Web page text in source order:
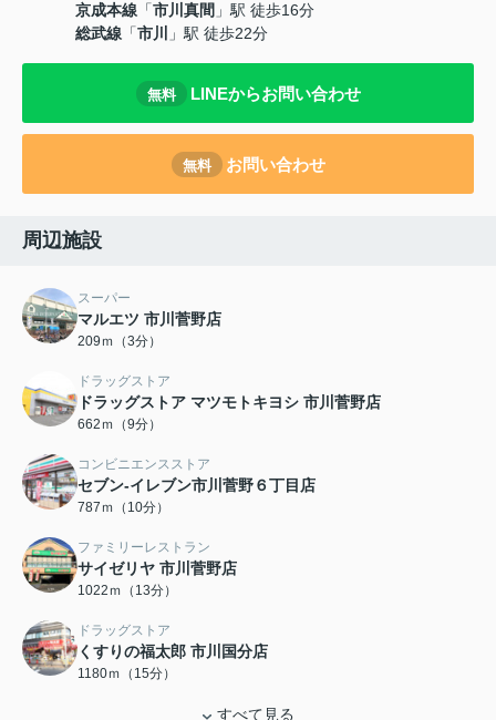
京成本線 「市川真間 」駅 徒歩16分
総武線 「市川 」駅 徒歩22分
無料 LINEからお問い合わせ
無料 お問い合わせ
周辺施設
スーパー
マルエツ 市川菅野店
209ｍ（3分）
ドラッグストア
ドラッグストア マツモトキヨシ 市川菅野店
662ｍ（9分）
コンビニエンスストア
セブン-イレブン市川菅野６丁目店
787ｍ（10分）
ファミリーレストラン
サイゼリヤ 市川菅野店
1022ｍ（13分）
ドラッグストア
くすりの福太郎 市川国分店
1180ｍ（15分）
すべて見る